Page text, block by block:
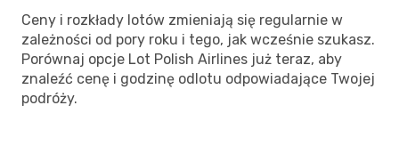
Ceny i rozkłady lotów zmieniają się regularnie w
zależności od pory roku i tego, jak wcześnie szukasz.
Porównaj opcje Lot Polish Airlines już teraz, aby
znaleźć cenę i godzinę odlotu odpowiadające Twojej
podróży.